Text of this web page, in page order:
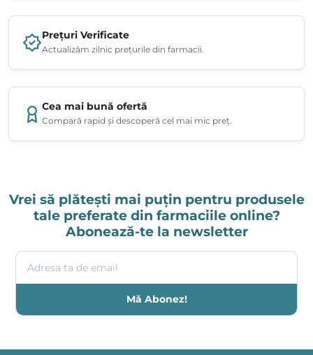
Prețuri Verificate
Actualizăm zilnic prețurile din farmacii.
Cea mai bună ofertă
Compară rapid și descoperă cel mai mic preț.
Vrei să plătești mai puțin pentru produsele
tale preferate din farmaciile online?
Abonează-te la newsletter
Adresa ta de email
Mă Abonez!